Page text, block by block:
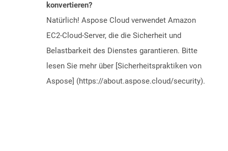
konvertieren?
Natürlich! Aspose Cloud verwendet Amazon
EC2-Cloud-Server, die die Sicherheit und
Belastbarkeit des Dienstes garantieren. Bitte
lesen Sie mehr über [Sicherheitspraktiken von
Aspose] (https://about.aspose.cloud/security).